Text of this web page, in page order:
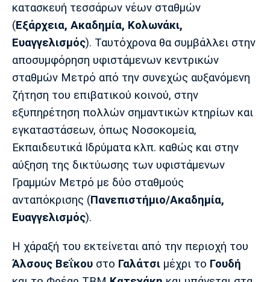
κατασκευή τεσσάρων νέων σταθμών
(Εξάρχεια, Ακαδημία, Κολωνάκι,
Ευαγγελισμός). Ταυτόχρονα θα συμβάλλει στην
αποσυμφόρηση υφιστάμενων κεντρικών
σταθμών Μετρό από την συνεχώς αυξανόμενη
ζήτηση του επιβατικού κοινού, στην
εξυπηρέτηση πολλών σημαντικών κτηρίων και
εγκαταστάσεων, όπως Νοσοκομεία,
Εκπαιδευτικά Ιδρύματα κλπ. καθώς και στην
αύξηση της δικτύωσης των υφιστάμενων
Γραμμών Μετρό με δύο σταθμούς
ανταπόκρισης (Πανεπιστήμιο/Ακαδημία,
Ευαγγελισμός).
Η χάραξή του εκτείνεται από την περιοχή του
Άλσους Βεΐκου στο Γαλάτσι μέχρι το Γουδή